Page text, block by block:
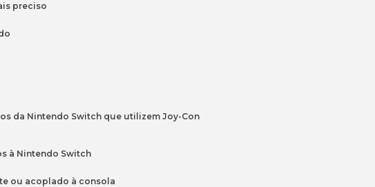
preciso
da Nintendo Switch que utilizem Joy-Con
à Nintendo Switch
ou acoplado à consola